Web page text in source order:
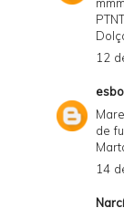
12
de
14